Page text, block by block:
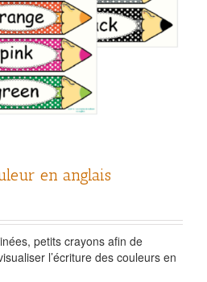
en anglais
petits crayons afin de
l’écriture des couleurs en